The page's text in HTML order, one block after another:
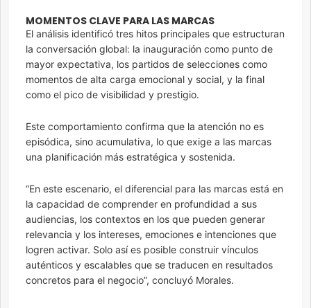
MOMENTOS CLAVE PARA LAS MARCAS
El análisis identificó tres hitos principales que estructuran
la conversación global: la inauguración como punto de
mayor expectativa, los partidos de selecciones como
momentos de alta carga emocional y social, y la final
como el pico de visibilidad y prestigio.
Este comportamiento confirma que la atención no es
episódica, sino acumulativa, lo que exige a las marcas
una planificación más estratégica y sostenida.
“En este escenario, el diferencial para las marcas está en
la capacidad de comprender en profundidad a sus
audiencias, los contextos en los que pueden generar
relevancia y los intereses, emociones e intenciones que
logren activar. Solo así es posible construir vínculos
auténticos y escalables que se traducen en resultados
concretos para el negocio”, concluyó Morales.